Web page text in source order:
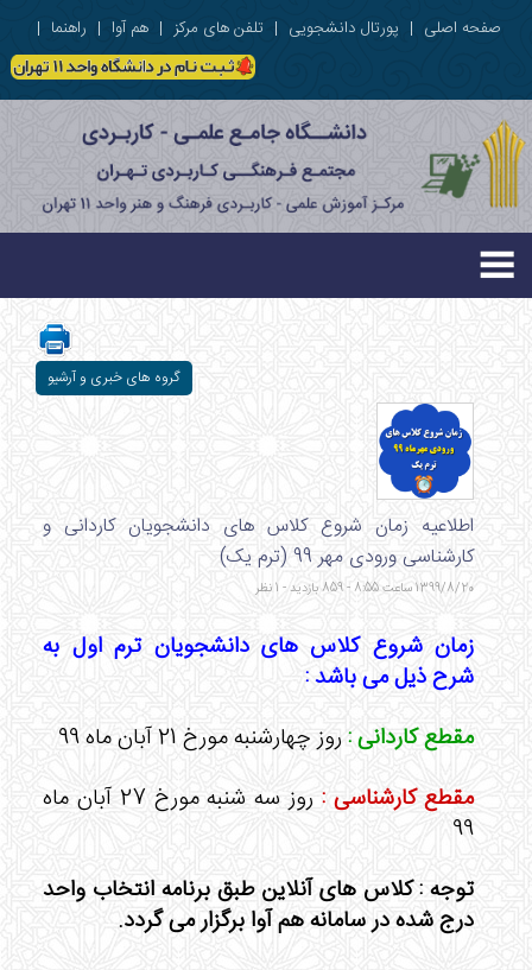
صفحه اصلی | پورتال دانشجویی | تلفن های مرکز | هم آوا | راهنما |
گروه های خبری و آرشیو
اطلاعیه زمان شروع کلاس های دانشجویان کاردانی و
کارشناسی ورودی مهر 99 (ترم یک)
1399/8/20 ساعت 8:55 - 859 بازدید - 1 نظر
زمان شروع کلاس های دانشجویان ترم اول به
شرح ذیل می باشد :
مقطع کاردانی :روز چهارشنبه مورخ 21 آبان ماه 99
مقطع کارشناسی :
روز سه شنبه مورخ 27 آبان ماه
99
توجه : کلاس های آنلاین طبق برنامه انتخاب واحد
درج شده در سامانه هم آوا برگزار می گردد.